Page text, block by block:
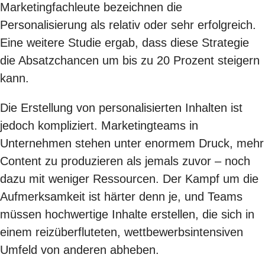
Marketingfachleute bezeichnen die
Personalisierung als relativ oder sehr erfolgreich.
Eine weitere Studie ergab, dass diese Strategie
die Absatzchancen um bis zu 20 Prozent steigern
kann.
Die Erstellung von personalisierten Inhalten ist
jedoch kompliziert. Marketingteams in
Unternehmen stehen unter enormem Druck, mehr
Content zu produzieren als jemals zuvor – noch
dazu mit weniger Ressourcen. Der Kampf um die
Aufmerksamkeit ist härter denn je, und Teams
müssen hochwertige Inhalte erstellen, die sich in
einem reizüberfluteten, wettbewerbsintensiven
Umfeld von anderen abheben.